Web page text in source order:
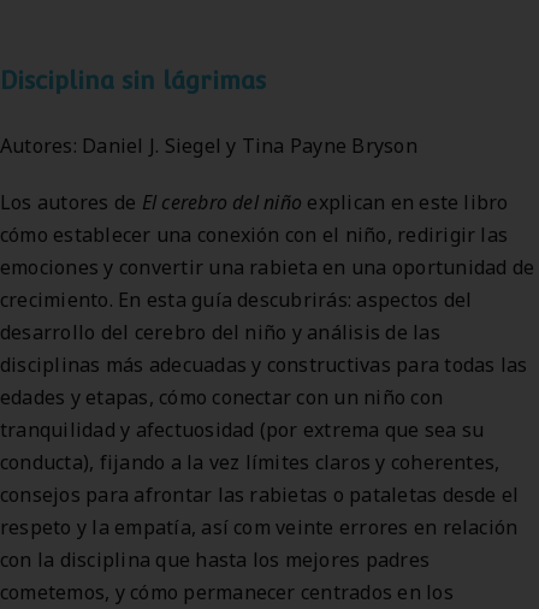
Disciplina sin lágrimas
Autores: Daniel J. Siegel y Tina Payne Bryson
Los autores de El cerebro del niño explican en este libro
cómo establecer una conexión con el niño, redirigir las
emociones y convertir una rabieta en una oportunidad de
crecimiento. En esta guía descubrirás: aspectos del
desarrollo del cerebro del niño y análisis de las
disciplinas más adecuadas y constructivas para todas las
edades y etapas, cómo conectar con un niño con
tranquilidad y afectuosidad (por extrema que sea su
conducta), fijando a la vez límites claros y coherentes,
consejos para afrontar las rabietas o pataletas desde el
respeto y la empatía, así com veinte errores en relación
con la disciplina que hasta los mejores padres
cometemos, y cómo permanecer centrados en los